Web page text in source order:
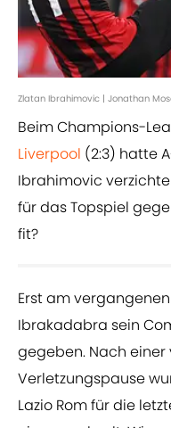
Zlatan Ibrahimovic | Jonathan
Beim Champions-
Liverpool (2:3) hatte
Ibrahimovic
für das Topspiel
fit?
Erst am
Ibrakadabra sein
gegeben. Nach
Verletzungspause
Lazio Rom für die